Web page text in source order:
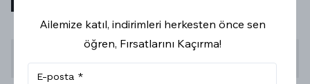
Stoğa Gelince Haber Ver
Ailemize katıl, indirimleri herkesten önce sen
öğren, Fırsatlarını Kaçırma!